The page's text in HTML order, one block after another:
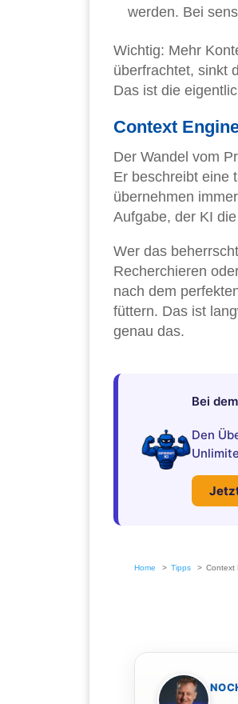
werden. Bei
Wichtig: Mehr
überfrachtet, sinkt
Das ist die
Context
Der Wandel vom
Er beschreibt eine
übernehmen
Aufgabe, der KI
Wer das
Recherchieren
nach dem
füttern. Das ist
genau das.
Bei
Den
Home Tipps Context